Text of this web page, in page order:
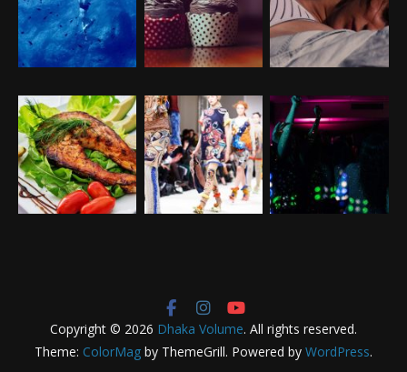
Copyright © 2026 Dhaka Volume. All rights reserved.
Theme: ColorMag by ThemeGrill. Powered by WordPress.